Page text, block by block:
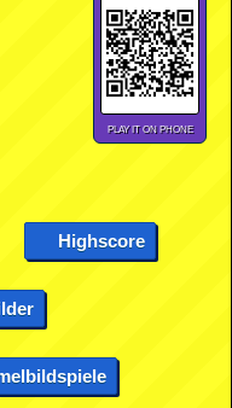
PLAY IT ON PHONE
Highscore